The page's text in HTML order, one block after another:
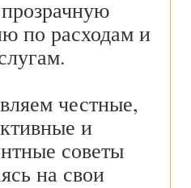
по расходам и
честные,
и
советы
на свои